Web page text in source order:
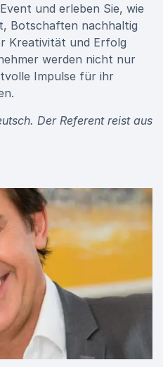
und erleben Sie, wie
Botschaften nachhaltig
Kreativität und Erfolg
werden nicht nur
Impulse für ihr
Der Referent reist aus